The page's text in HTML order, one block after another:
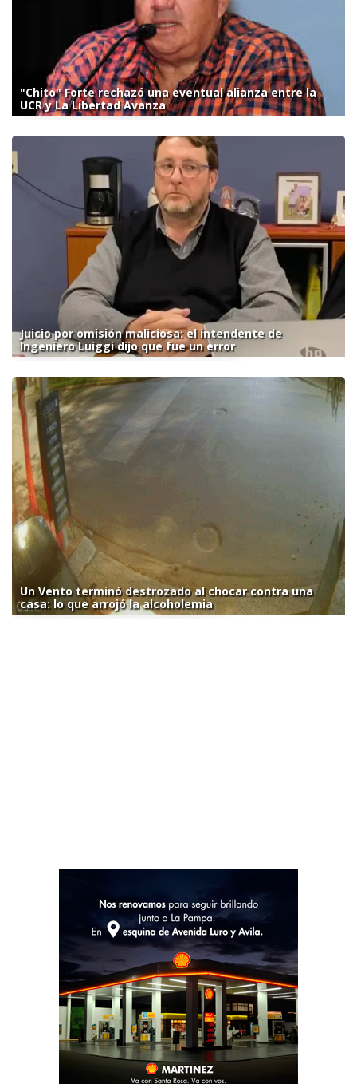
"Chito" Forte rechazó una eventual alianza entre la
UCR y La Libertad Avanza
Juicio por omisión maliciosa: el intendente de
Ingeniero Luiggi dijo que fue un error
Un Vento terminó destrozado al chocar contra una
casa: lo que arrojó la alcoholemia